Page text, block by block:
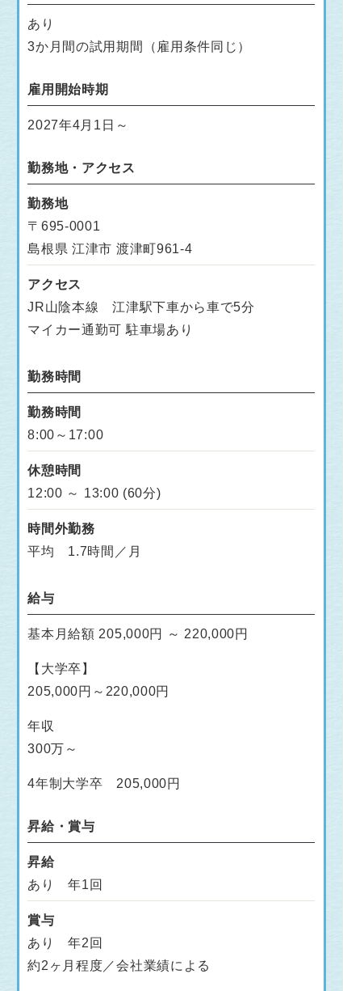
あり
3か月間の試用期間（雇用条件同じ）
雇用開始時期
2027年4月1日～
勤務地・アクセス
勤務地
〒695-0001
島根県 江津市 渡津町961-4
アクセス
JR山陰本線 江津駅下車から車で5分
マイカー通勤可 駐車場あり
勤務時間
勤務時間
8:00～17:00
休憩時間
12:00 ～ 13:00 (60分)
時間外勤務
平均 1.7時間／月
給与
基本月給額 205,000円 ～ 220,000円
【大学卒】
205,000円～220,000円
年収
300万～
4年制大学卒 205,000円
昇給・賞与
昇給
あり 年1回
賞与
あり 年2回
約2ヶ月程度／会社業績による